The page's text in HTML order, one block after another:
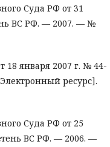
Суда РФ от 31
ВС РФ. — 2007. — №
18 января 2007 г. № 44-
ресурс].
Суда РФ от 25
ВС РФ. — 2006. —